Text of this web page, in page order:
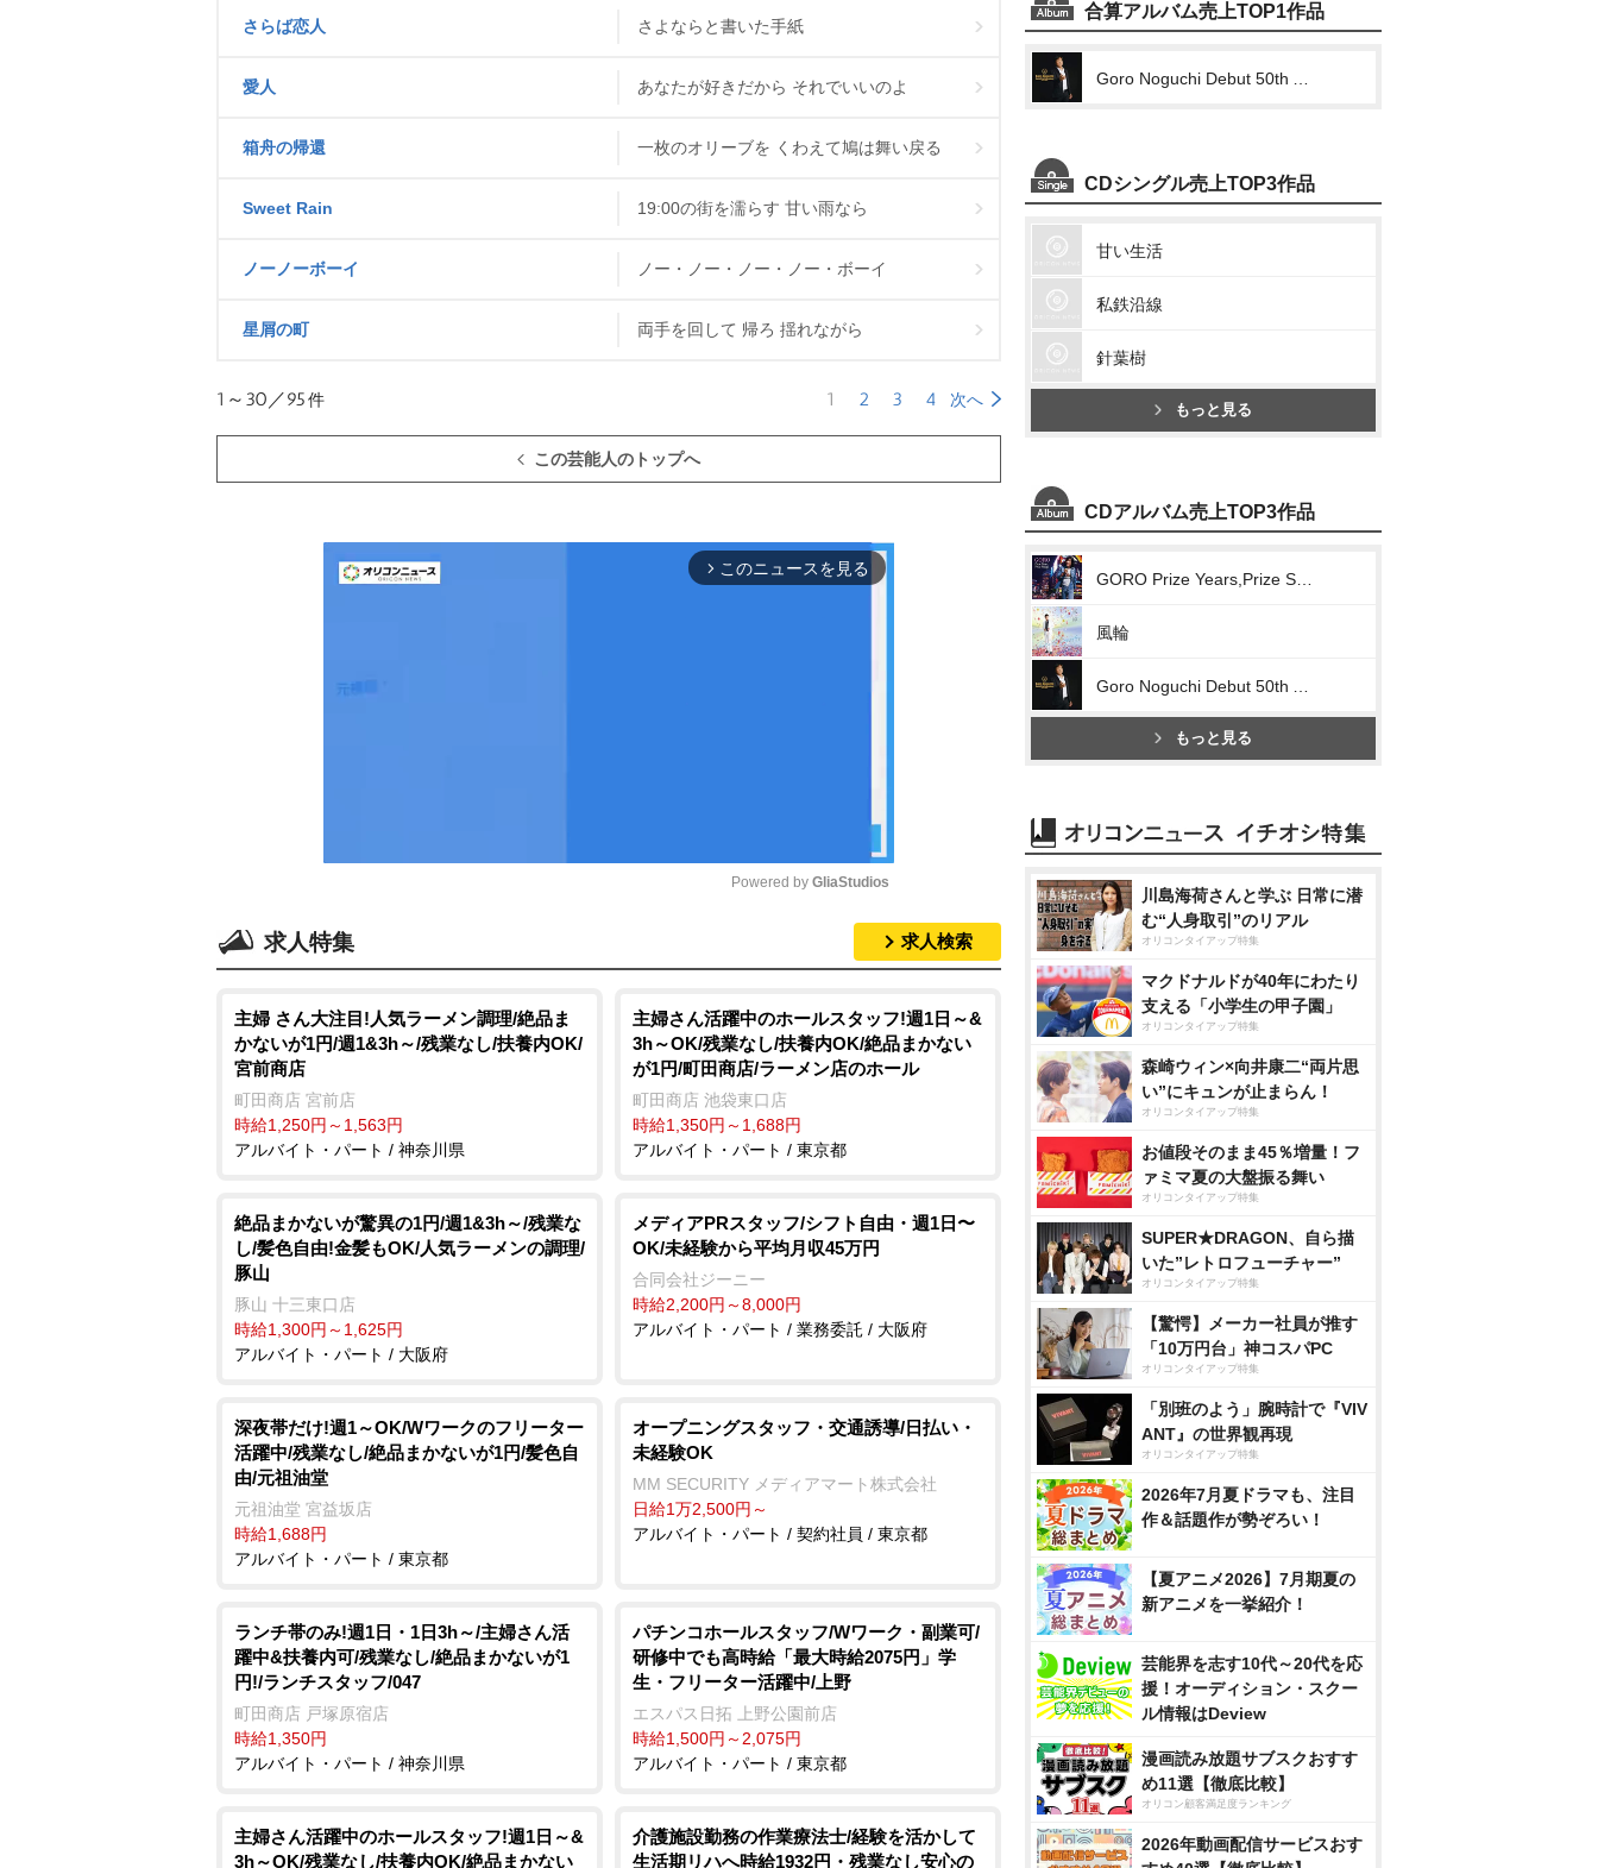
さらば恋人 さよならと書いた手紙
愛人 あなたが好きだから それでいいのよ
箱舟の帰還 一枚のオリーブを くわえて鳩は舞い戻る
Sweet Rain 19:00の街を濡らす 甘い雨なら
ノーノーボーイ ノー・ノー・ノー・ノー・ボーイ
星屑の町 両手を回して 帰ろ 揺れながら
1～30／95件 1 2 3 4 次へ
この芸能人のトップへ
arrow_forward_ios このニュースを見る
t
e
Powered by GliaStudios
求人特集 求人検索
主婦 さん大注目!人気ラーメン調理/絶品ま
かないが1円/週1&3h～/残業なし/扶養内OK/
宮前商店
町田商店 宮前店
時給1,250円～1,563円
アルバイト・パート / 神奈川県
主婦さん活躍中のホールスタッフ!週1日～&
3h～OK/残業なし/扶養内OK/絶品まかない
が1円/町田商店/ラーメン店のホール
町田商店 池袋東口店
時給1,350円～1,688円
アルバイト・パート / 東京都
絶品まかないが驚異の1円/週1&3h～/残業な
し/髪色自由!金髪もOK/人気ラーメンの調理/
豚山
豚山 十三東口店
時給1,300円～1,625円
アルバイト・パート / 大阪府
メディアPRスタッフ/シフト自由・週1日〜
OK/未経験から平均月収45万円
合同会社ジーニー
時給2,200円～8,000円
アルバイト・パート / 業務委託 / 大阪府
深夜帯だけ!週1～OK/Wワークのフリーター
活躍中/残業なし/絶品まかないが1円/髪色自
由/元祖油堂
元祖油堂 宮益坂店
時給1,688円
アルバイト・パート / 東京都
オープニングスタッフ・交通誘導/日払い・
未経験OK
MM SECURITY メディアマート株式会社
日給1万2,500円～
アルバイト・パート / 契約社員 / 東京都
ランチ帯のみ!週1日・1日3h～/主婦さん活
躍中&扶養内可/残業なし/絶品まかないが1
円!/ランチスタッフ/047
町田商店 戸塚原宿店
時給1,350円
アルバイト・パート / 神奈川県
パチンコホールスタッフ/Wワーク・副業可/
研修中でも高時給「最大時給2075円」学
生・フリーター活躍中/上野
エスパス日拓 上野公園前店
時給1,500円～2,075円
アルバイト・パート / 東京都
主婦さん活躍中のホールスタッフ!週1日～&
3h～OK/残業なし/扶養内OK/絶品まかない
介護施設勤務の作業療法士/経験を活かして
生活期リハへ時給1932円・残業なし安心の
合算アルバム売上TOP1作品
CDシングル売上TOP3作品
甘い生活
私鉄沿線
針葉樹
もっと見る
CDアルバム売上TOP3作品
風輪
もっと見る
川島海荷さんと学ぶ 日常に潜
む“人身取引”のリアル
オリコンタイアップ特集
マクドナルドが40年にわたり
支える「小学生の甲子園」
オリコンタイアップ特集
森崎ウィン×向井康二“両片思
い”にキュンが止まらん！
オリコンタイアップ特集
お値段そのまま45％増量！フ
ァミマ夏の大盤振る舞い
オリコンタイアップ特集
SUPER★DRAGON、自ら描
いた”レトロフューチャー”
オリコンタイアップ特集
【驚愕】メーカー社員が推す
「10万円台」神コスパPC
オリコンタイアップ特集
「別班のよう」腕時計で『VIV
ANT』の世界観再現
オリコンタイアップ特集
2026年7月夏ドラマも、注目
作＆話題作が勢ぞろい！
【夏アニメ2026】7月期夏の
新アニメを一挙紹介！
芸能界を志す10代～20代を応
援！オーディション・スクー
ル情報はDeview
漫画読み放題サブスクおすす
め11選【徹底比較】
オリコン顧客満足度ランキング
2026年動画配信サービスおす